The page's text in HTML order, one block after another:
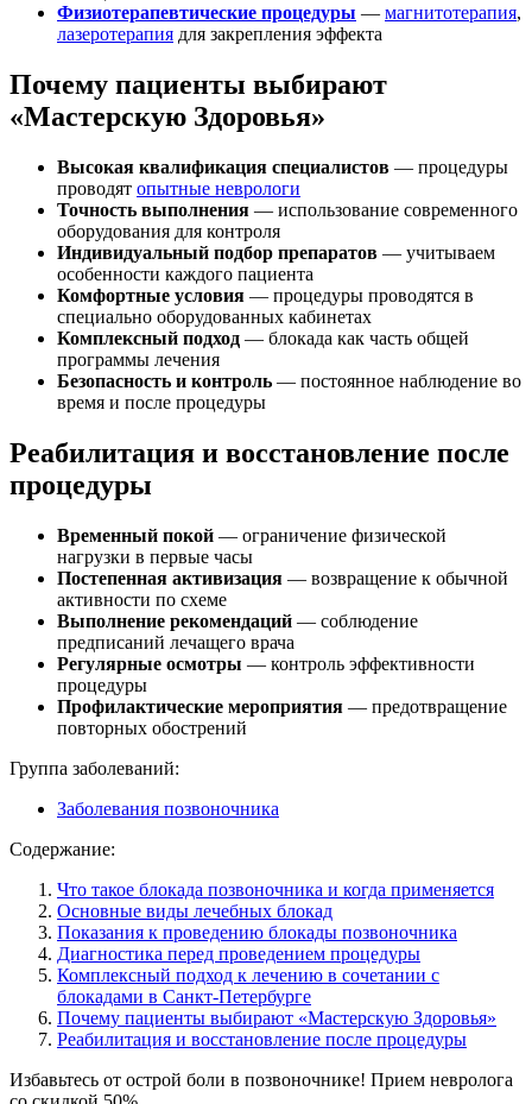
Физиотерапевтические процедуры — магнитотерапия,
лазеротерапия для закрепления эффекта
Почему пациенты выбирают
«Мастерскую Здоровья»
Высокая квалификация специалистов — процедуры
проводят опытные неврологи
Точность выполнения — использование современного
оборудования для контроля
Индивидуальный подбор препаратов — учитываем
особенности каждого пациента
Комфортные условия — процедуры проводятся в
специально оборудованных кабинетах
Комплексный подход — блокада как часть общей
программы лечения
Безопасность и контроль — постоянное наблюдение во
время и после процедуры
Реабилитация и восстановление после
процедуры
Временный покой — ограничение физической
нагрузки в первые часы
Постепенная активизация — возвращение к обычной
активности по схеме
Выполнение рекомендаций — соблюдение
предписаний лечащего врача
Регулярные осмотры — контроль эффективности
процедуры
Профилактические мероприятия — предотвращение
повторных обострений
Группа заболеваний:
Заболевания позвоночника
Содержание:
Что такое блокада позвоночника и когда применяется
Основные виды лечебных блокад
Показания к проведению блокады позвоночника
Диагностика перед проведением процедуры
Комплексный подход к лечению в сочетании с
блокадами в Санкт-Петербурге
Почему пациенты выбирают «Мастерскую Здоровья»
Реабилитация и восстановление после процедуры
Избавьтесь от острой боли в позвоночнике! Прием невролога